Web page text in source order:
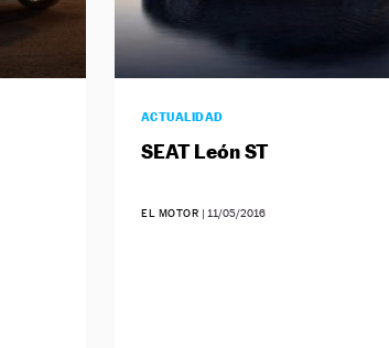
ACTUALIDAD
SEAT León ST
EL MOTOR | 11/05/2016